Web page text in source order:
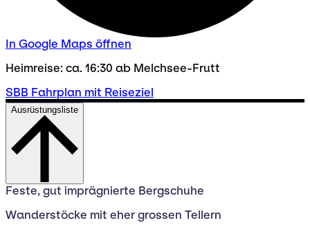
In Google Maps öffnen
Heimreise: ca. 16:30 ab Melchsee-Frutt
SBB Fahrplan mit Reiseziel
Ausrüstungsliste
Feste, gut imprägnierte Bergschuhe
Wanderstöcke mit eher grossen Tellern